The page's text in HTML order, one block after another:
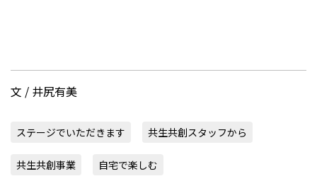
文 / 井尻有美
ステージでいただきます 共生共創スタッフから
共生共創事業 自宅で楽しむ